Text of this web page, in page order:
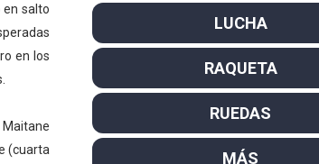
de la AUSL
Travé campeón del mundo. Bronces
de los pentacampeones, los más laureados
victoria del año como campeón
en salto
en los
(cuarta
LUCHA
RAQUETA
RUEDAS
MÁS